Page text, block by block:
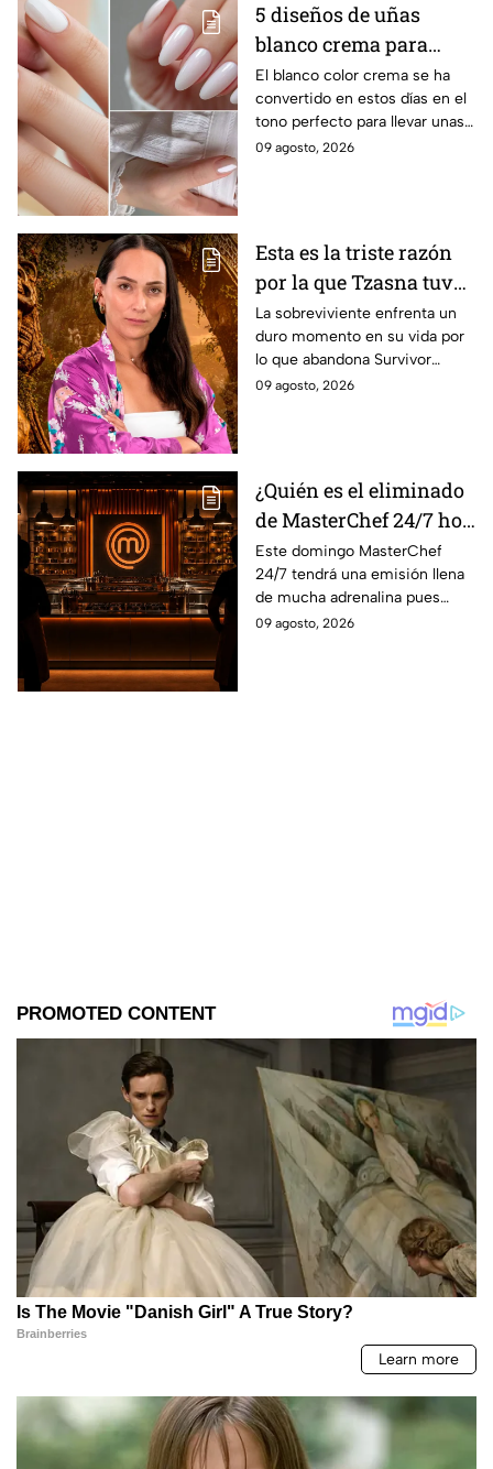
5 diseños de uñas
blanco crema para
lucir en verano y darle
a tus manos un toque
sofisticado, elegante y
luminoso
El blanco color crema se ha
convertido en estos días en el
tono perfecto para llevar unas
manos impecables, delicadas y
09 agosto, 2026
Esta es la triste razón
por la que Tzasna tuvo
que dejar Survivor
México La Reliquia en
Llamas
La sobreviviente enfrenta un
duro momento en su vida por
lo que abandona Survivor
México La Reliquia en Llamas.
09 agosto, 2026
¿Quién es el eliminado
de MasterChef 24/7 hoy
9 de agosto 2026?
Este domingo MasterChef
24/7 tendrá una emisión llena
de mucha adrenalina pues
ningún cocinero quiero irse ya
09 agosto, 2026